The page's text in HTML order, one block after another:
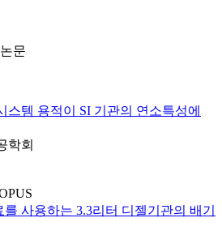
문
스템 용적이 SI 기관의 연소특성에
학회
사용하는 3.3리터 디젤기관의 배기